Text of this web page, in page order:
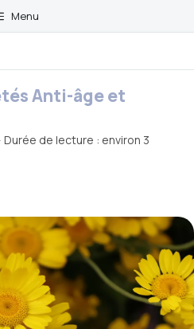
Menu
Anti-âge et
· Durée de lecture : environ 3